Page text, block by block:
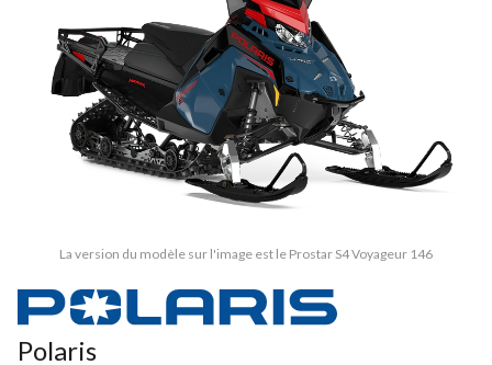
La version du modèle sur l'image est le Prostar S4 Voyageur 146
Polaris